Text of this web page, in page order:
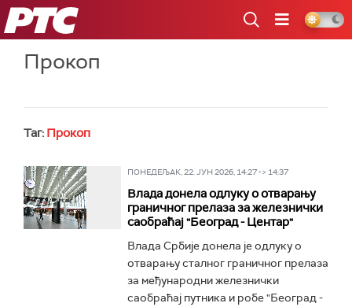
РТС
Прокоп
Таг: Прокоп
ПОНЕДЕЉАК, 22. ЈУН 2026, 14:27 -> 14:37
Влада донела одлуку о отварању
граничног прелаза за железнички
саобраћај "Београд - Центар"
Влада Србије донела је одлуку о
отварању сталног граничног прелаза
за међународни железнички
саобраћај путника и робе "Београд -